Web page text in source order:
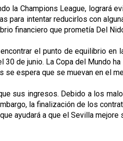
la Champions League,
para intentar reducirlos con
financiero que prometía Del
el punto de equilibrio
de junio. La Copa del Mundo
se espera que se muevan en el
sus ingresos. Debido a los
la finalización de los
ayudará a que el Sevilla mejore